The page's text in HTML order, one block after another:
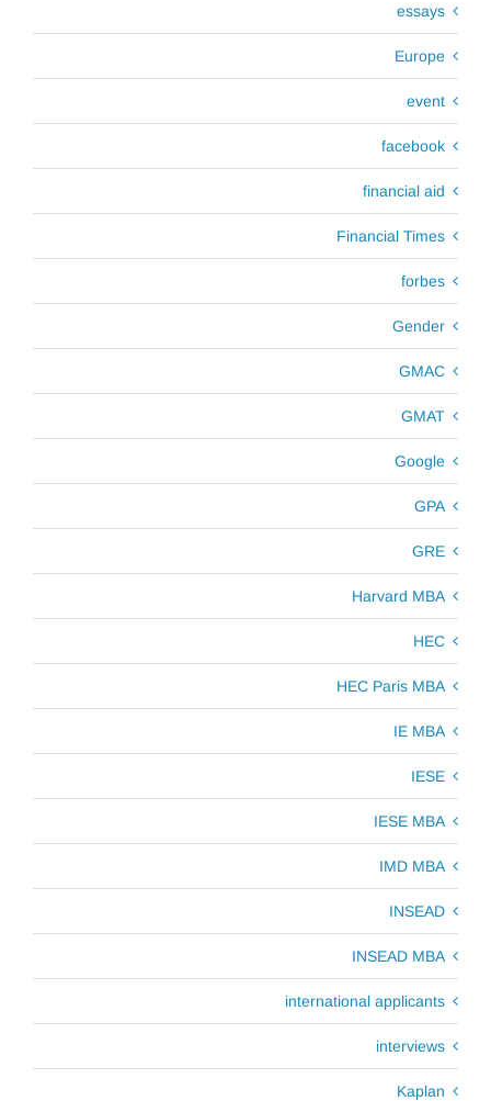
essays
Europe
event
facebook
financial aid
Financial Times
forbes
Gender
GMAC
GMAT
Google
GPA
GRE
Harvard MBA
HEC
HEC Paris MBA
IE MBA
IESE
IESE MBA
IMD MBA
INSEAD
INSEAD MBA
international applicants
interviews
Kaplan